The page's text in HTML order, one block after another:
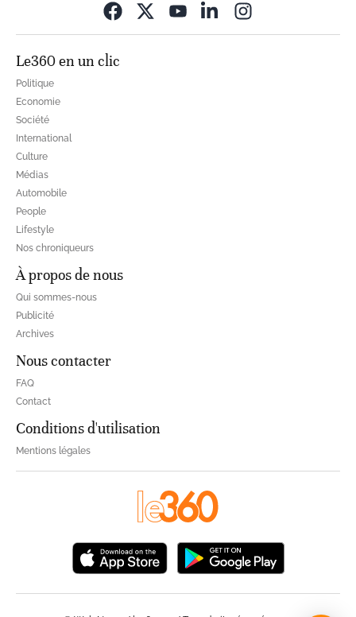
Le360 en un clic
Politique
Economie
Société
International
Culture
Médias
Automobile
People
Lifestyle
Nos chroniqueurs
À propos de nous
Qui sommes-nous
Publicité
Archives
Nous contacter
FAQ
Contact
Conditions d'utilisation
Mentions légales